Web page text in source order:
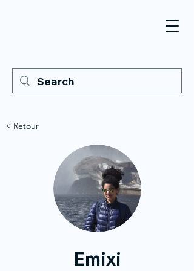
< Retour
Emixi